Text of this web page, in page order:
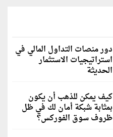
دور منصات التداول المالي في
استراتيجيات الاستثمار
الحديثة
كيف يمكن للذهب أن يكون
بمثابة شبكة أمان لك في ظل
ظروف سوق الفوركس؟